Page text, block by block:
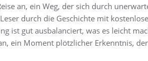
an, ein Weg, der sich durch
durch die Geschichte mit
ist gut ausbalanciert, was es leicht
ein Moment plötzlicher Erkenntnis,